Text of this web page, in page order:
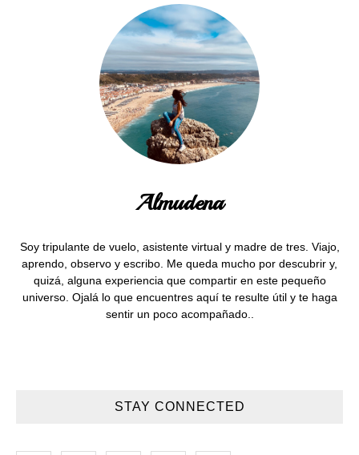
Almudena
Soy tripulante de vuelo, asistente virtual y madre de tres. Viajo,
aprendo, observo y escribo. Me queda mucho por descubrir y,
quizá, alguna experiencia que compartir en este pequeño
universo. Ojalá lo que encuentres aquí te resulte útil y te haga
sentir un poco acompañado..
STAY CONNECTED